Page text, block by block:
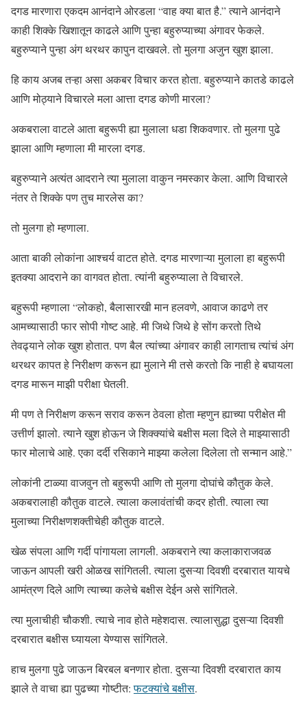
दगड मारणारा एकदम आनंदाने ओरडला “वाह क्या बात है.” त्याने आनंदाने
काही शिक्के खिशातून काढले आणि पुन्हा बहुरुप्याच्या अंगावर फेकले.
बहुरुप्याने पुन्हा अंग थरथर कापुन दाखवले. तो मुलगा अजुन खुश झाला.
हि काय अजब तऱ्हा असा अकबर विचार करत होता. बहुरुप्याने कातडे काढले
आणि मोठ्याने विचारले मला आत्ता दगड कोणी मारला?
अकबराला वाटले आता बहुरूपी ह्या मुलाला धडा शिकवणार. तो मुलगा पुढे
झाला आणि म्हणाला मी मारला दगड.
बहुरुप्याने अत्यंत आदराने त्या मुलाला वाकुन नमस्कार केला. आणि विचारले
नंतर ते शिक्के पण तुच मारलेस का?
तो मुलगा हो म्हणाला.
आता बाकी लोकांना आश्चर्य वाटत होते. दगड मारणाऱ्या मुलाला हा बहुरूपी
इतक्या आदराने का वागवत होता. त्यांनी बहुरुप्याला ते विचारले.
बहुरूपी म्हणाला “लोकहो, बैलासारखी मान हलवणे, आवाज काढणे तर
आमच्यासाठी फार सोपी गोष्ट आहे. मी जिथे जिथे हे सोंग करतो तिथे
तेवढ्याने लोक खुश होतात. पण बैल त्यांच्या अंगावर काही लागताच त्यांचं अंग
थरथर कापत हे निरीक्षण करून ह्या मुलाने मी तसे करतो कि नाही हे बघायला
दगड मारून माझी परीक्षा घेतली.
मी पण ते निरीक्षण करून सराव करून ठेवला होता म्हणुन ह्याच्या परीक्षेत मी
उत्तीर्ण झालो. त्याने खुश होऊन जे शिक्क्यांचे बक्षीस मला दिले ते माझ्यासाठी
फार मोलाचे आहे. एका दर्दी रसिकाने माझ्या कलेला दिलेला तो सन्मान आहे.”
लोकांनी टाळ्या वाजवुन तो बहुरूपी आणि तो मुलगा दोघांचे कौतुक केले.
अकबरालाही कौतुक वाटले. त्याला कलावंतांची कदर होती. त्याला त्या
मुलाच्या निरीक्षणशक्तीचेही कौतुक वाटले.
खेळ संपला आणि गर्दी पांगायला लागली. अकबराने त्या कलाकाराजवळ
जाऊन आपली खरी ओळख सांगितली. त्याला दुसऱ्या दिवशी दरबारात यायचे
आमंत्रण दिले आणि त्याच्या कलेचे बक्षीस देईन असे सांगितले.
त्या मुलाचीही चौकशी. त्याचे नाव होते महेशदास. त्यालासुद्धा दुसऱ्या दिवशी
दरबारात बक्षीस घ्यायला येण्यास सांगितले.
हाच मुलगा पुढे जाऊन बिरबल बनणार होता. दुसऱ्या दिवशी दरबारात काय
झाले ते वाचा ह्या पुढच्या गोष्टीत:फटक्यांचे बक्षीस.